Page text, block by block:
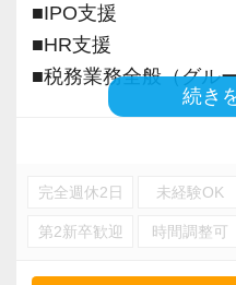
■IPO支援
■HR支援
■税務業務全般（グル
続き
完全週休2日 未経験OK
第2新卒歓迎 時間調整可